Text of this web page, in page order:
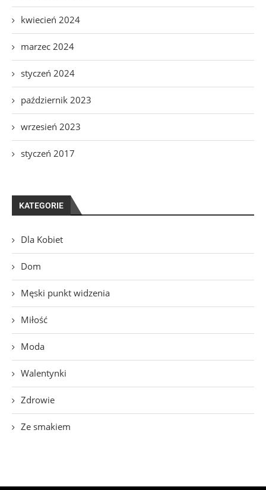
kwiecień 2024
marzec 2024
styczeń 2024
październik 2023
wrzesień 2023
styczeń 2017
KATEGORIE
Dla Kobiet
Dom
Męski punkt widzenia
Miłość
Moda
Walentynki
Zdrowie
Ze smakiem